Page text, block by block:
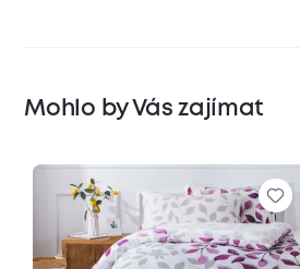
Mohlo by Vás zajímat